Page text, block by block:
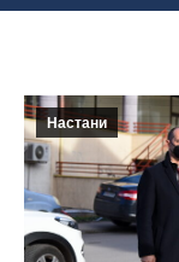
Настани